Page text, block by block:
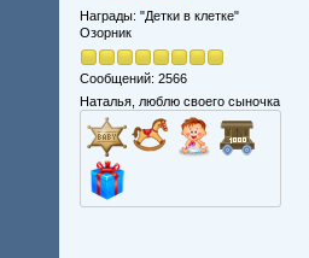
Награды: "Детки в клетке"
Озорник
Сообщений: 2566
Наталья, люблю своего сыночка